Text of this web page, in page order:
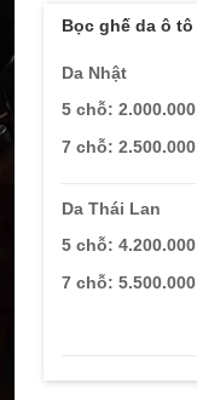
Bọc ghế da ô tô
Da Nhật
5 chỗ:
7 chỗ:
Da Thái Lan
5 chỗ:
7 chỗ: